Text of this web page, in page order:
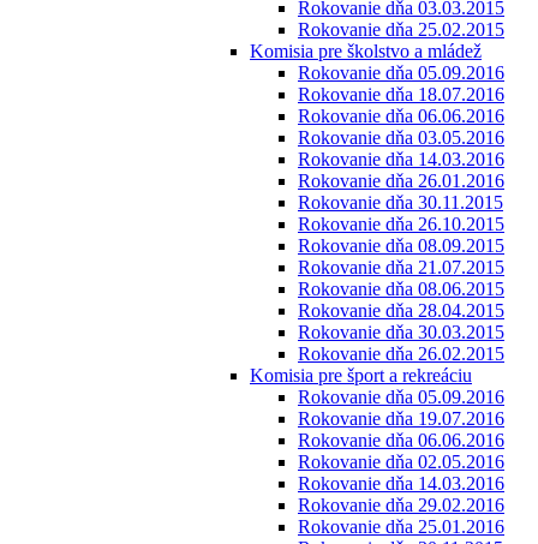
Rokovanie dňa 03.03.2015
Rokovanie dňa 25.02.2015
Komisia pre školstvo a mládež
Rokovanie dňa 05.09.2016
Rokovanie dňa 18.07.2016
Rokovanie dňa 06.06.2016
Rokovanie dňa 03.05.2016
Rokovanie dňa 14.03.2016
Rokovanie dňa 26.01.2016
Rokovanie dňa 30.11.2015
Rokovanie dňa 26.10.2015
Rokovanie dňa 08.09.2015
Rokovanie dňa 21.07.2015
Rokovanie dňa 08.06.2015
Rokovanie dňa 28.04.2015
Rokovanie dňa 30.03.2015
Rokovanie dňa 26.02.2015
Komisia pre šport a rekreáciu
Rokovanie dňa 05.09.2016
Rokovanie dňa 19.07.2016
Rokovanie dňa 06.06.2016
Rokovanie dňa 02.05.2016
Rokovanie dňa 14.03.2016
Rokovanie dňa 29.02.2016
Rokovanie dňa 25.01.2016